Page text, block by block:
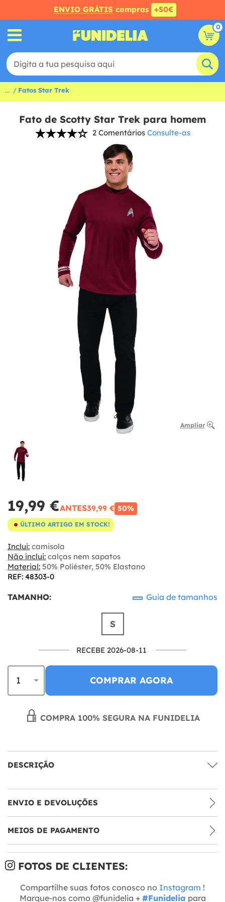
ENVIO GRÁTIS compras +50€
0
... Fatos Star Trek
Fato de Scotty Star Trek para homem
2 Comentários Consulte-as
Ampliar
19,99 €ANTES39,99 € 50%
ÚLTIMO ARTIGO EM STOCK!
Inclui: camisola
Não inclui: calças nem sapatos
Material: 50% Poliéster, 50% Elastano
REF: 48303-0
TAMANHO: Guia de tamanhos
S
RECEBE 2026-08-11
COMPRAR AGORA
COMPRA 100% SEGURA NA FUNIDELIA
DESCRIÇÃO
ENVIO E DEVOLUÇÕES
MEIOS DE PAGAMENTO
FOTOS DE CLIENTES:
Compartilhe suas fotos conosco no Instagram !
Marque-nos como @funidelia + #Funidelia para